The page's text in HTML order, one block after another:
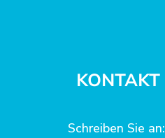
KONTAKT
Schreiben Sie an: